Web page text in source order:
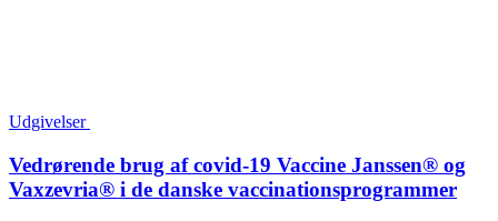
Udgivelser
Vedrørende brug af covid-19 Vaccine Janssen® og
Vaxzevria® i de danske vaccinationsprogrammer